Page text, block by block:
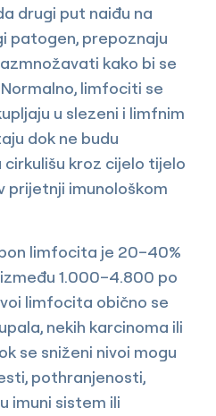
drugi put naiđu na
patogen, prepoznaju
kako bi se
limfociti se
u slezeni i limfnim
dok ne budu
kroz cijelo tijelo
prijetnji imunološkom
limfocita je 20–40%
1.000–4.800 po
limfocita obično se
nekih karcinoma ili
se sniženi nivoi mogu
pothranjenosti,
imuni sistem ili